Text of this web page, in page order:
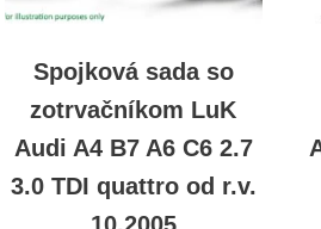
Spojková sada so
zotrvačníkom LuK
Audi A4 B7 A6 C6 2.7
3.0 TDI quattro od r.v.